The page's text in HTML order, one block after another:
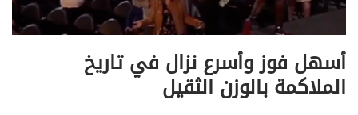
أسهل فوز وأسرع نزال في تاريخ
الملاكمة بالوزن الثقيل